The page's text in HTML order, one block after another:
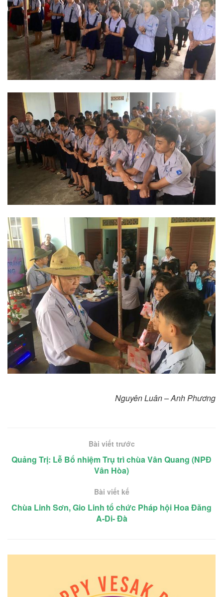
Nguyên Luân – Anh Phương
Bài viết trước
Quảng Trị: Lễ Bổ nhiệm Trụ trì chùa Vân Quang (NPĐ
Vân Hòa)
Bài viết kế
Chùa Linh Sơn, Gio Linh tổ chức Pháp hội Hoa Đăng
A-Di- Đà